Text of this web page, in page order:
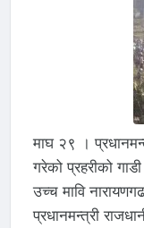
माघ २९ ।
गरेको प्रहरीको
उच्च मावि
प्रधानमन्त्री